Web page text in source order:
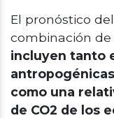
El pronóstico
combinación de
incluyen tanto
como una
de CO2 de los